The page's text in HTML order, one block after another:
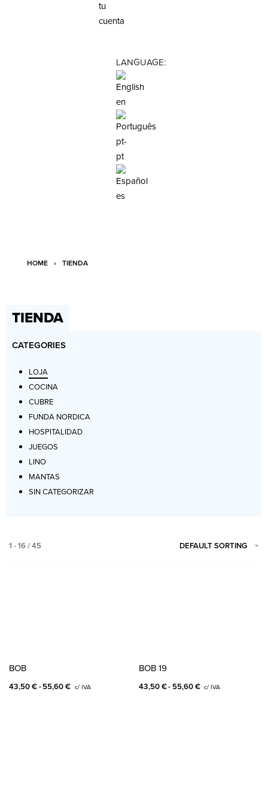
tu
cuenta
LANGUAGE:
en
pt-
pt
es
HOME › TIENDA
TIENDA
CATEGORIES
LOJA
COCINA
CUBRE
FUNDA NORDICA
HOSPITALIDAD
JUEGOS
LINO
MANTAS
SIN CATEGORIZAR
1 - 16 / 45 DEFAULT SORTING
BOB
43,50€ 55,60€ c/ IVA
BOB 19
43,50€ 55,60€ c/ IVA